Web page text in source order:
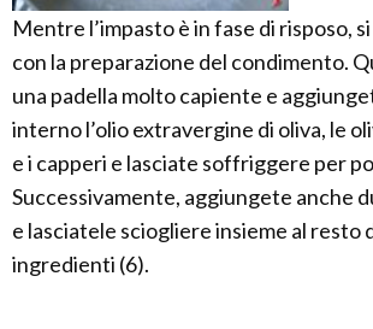
Mentre l’impasto è in fase di risposo,
con la preparazione del condimento.
una padella molto capiente e
interno l’olio extravergine di oliva, le
e i capperi e lasciate soffriggere per
Successivamente, aggiungete anche
e lasciatele sciogliere insieme al resto
ingredienti (6).